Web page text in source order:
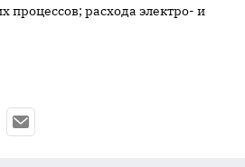
процессов; расхода электро- и